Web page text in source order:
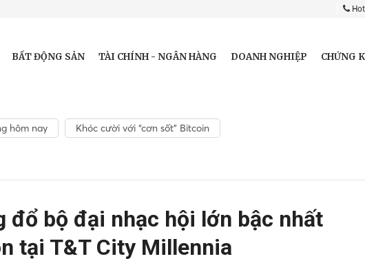
BẤT ĐỘNG SẢN TÀI CHÍNH - NGÂN HÀNG DOANH NGHIỆP CHỨNG
hôm nay Khóc cười với “cơn sốt” Bitcoin
đổ bộ đại nhạc hội lớn bậc nhất
tại T&T City Millennia